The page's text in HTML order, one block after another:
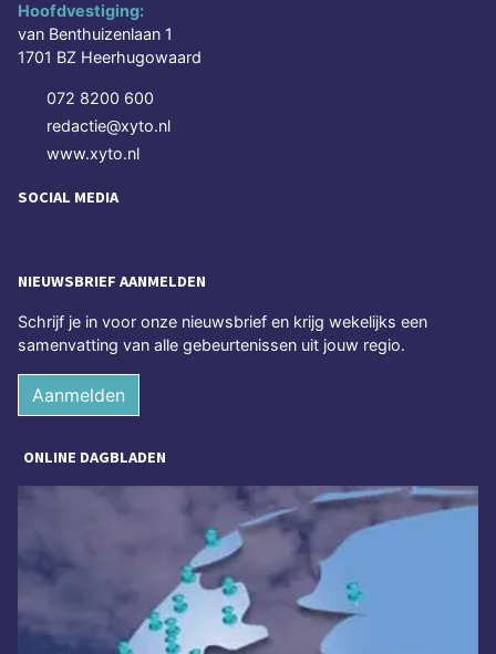
Hoofdvestiging:
van Benthuizenlaan 1
1701 BZ Heerhugowaard
072 8200 600
redactie@xyto.nl
www.xyto.nl
SOCIAL MEDIA
NIEUWSBRIEF AANMELDEN
Schrijf je in voor onze nieuwsbrief en krijg wekelijks een
samenvatting van alle gebeurtenissen uit jouw regio.
Aanmelden
ONLINE DAGBLADEN